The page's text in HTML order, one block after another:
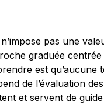
pas une
graduée
est qu’aucune
de l’évaluation
et servent de